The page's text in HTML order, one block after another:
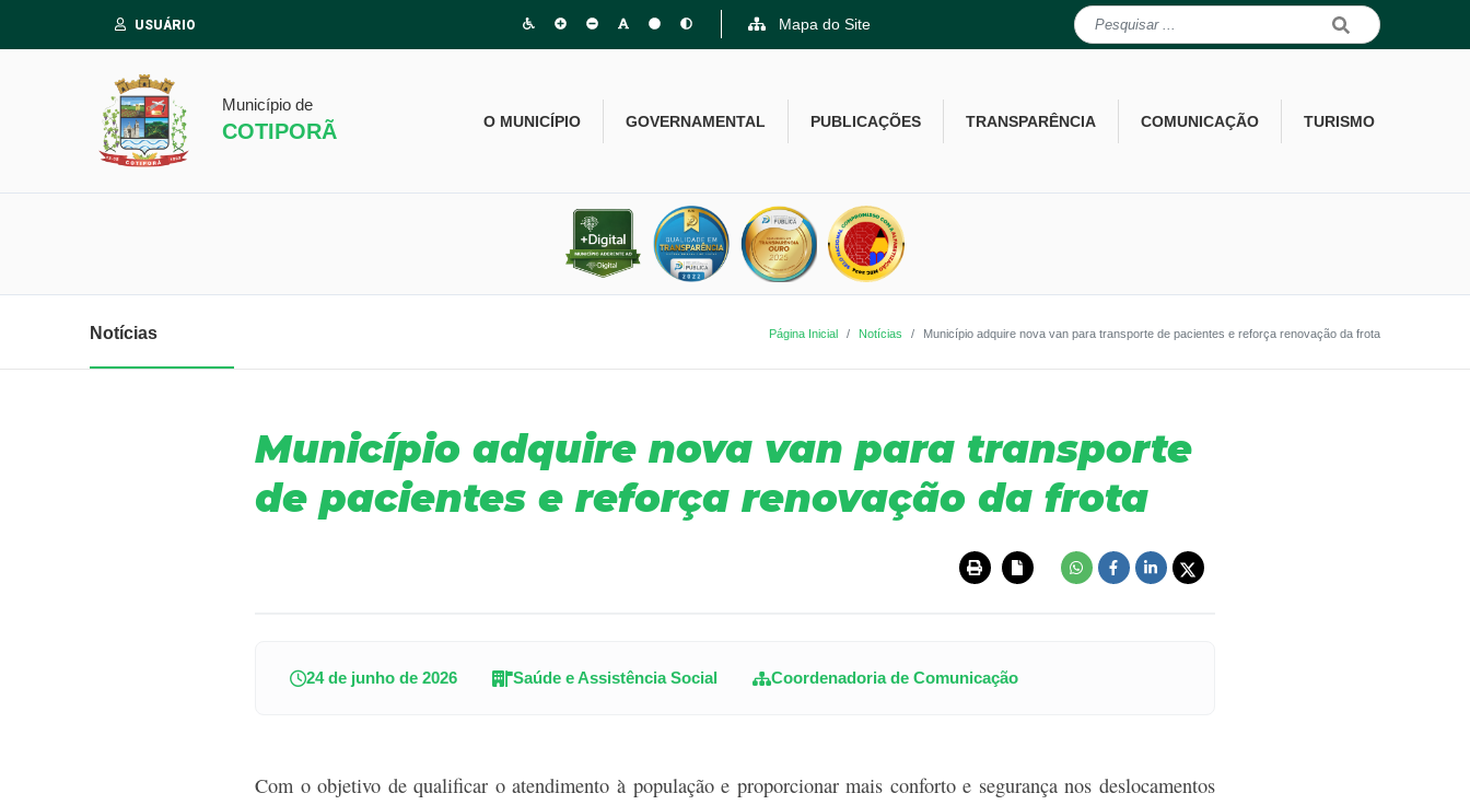
USUÁRIO Mapa do Site
Município de
COTIPORÃ O MUNICÍPIO GOVERNAMENTAL PUBLICAÇÕES TRANSPARÊNCIA COMUNICAÇÃO TURISMO
Notícias Página Inicial Notícias Município adquire nova van para transporte de pacientes e reforça renovação da frota
Município adquire nova van para transporte
de pacientes e reforça renovação da frota
24 de junho de 2026 Saúde e Assistência Social Coordenadoria de Comunicação
Com o objetivo de qualificar o atendimento à população e proporcionar mais conforto e segurança nos deslocamentos